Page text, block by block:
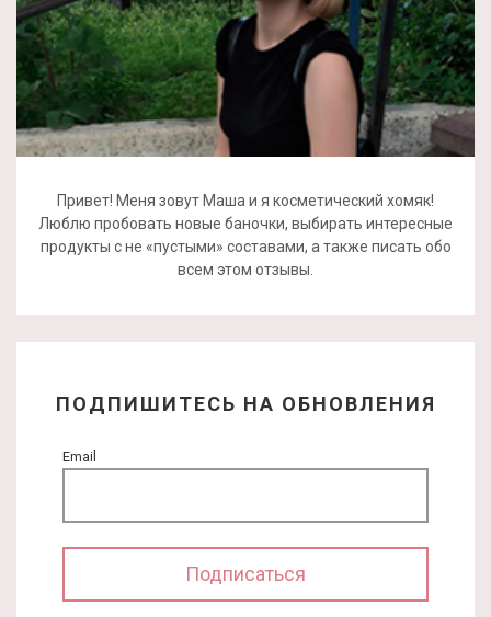
Привет! Меня зовут Маша и я косметический хомяк!
Люблю пробовать новые баночки, выбирать интересные
продукты с не «пустыми» составами, а также писать обо
всем этом отзывы.
ПОДПИШИТЕСЬ НА ОБНОВЛЕНИЯ
Email